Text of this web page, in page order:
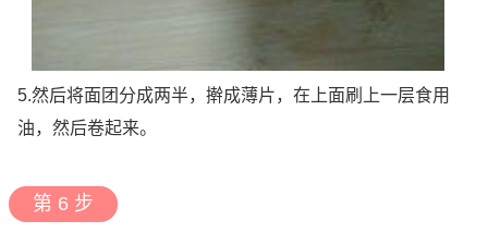
5.然后将面团分成两半，擀成薄片，在上面刷上一层食用
油，然后卷起来。
第 6 步